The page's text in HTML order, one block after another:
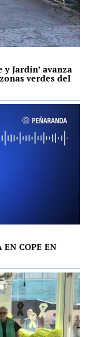
Jardín’ avanza
verdes del
EN COPE EN